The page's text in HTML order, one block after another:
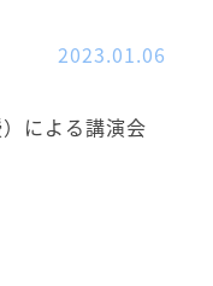
2023.01.06
による講演会